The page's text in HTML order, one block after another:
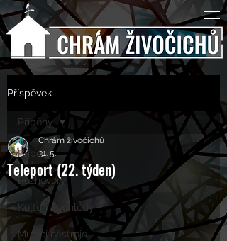
Příspěvek
Příběhy
Rozhovory
Kulturní pohledy
Mučící nástroje
Příběhy
Teleport (22. týden)
Chrám živočichů
31. 5.